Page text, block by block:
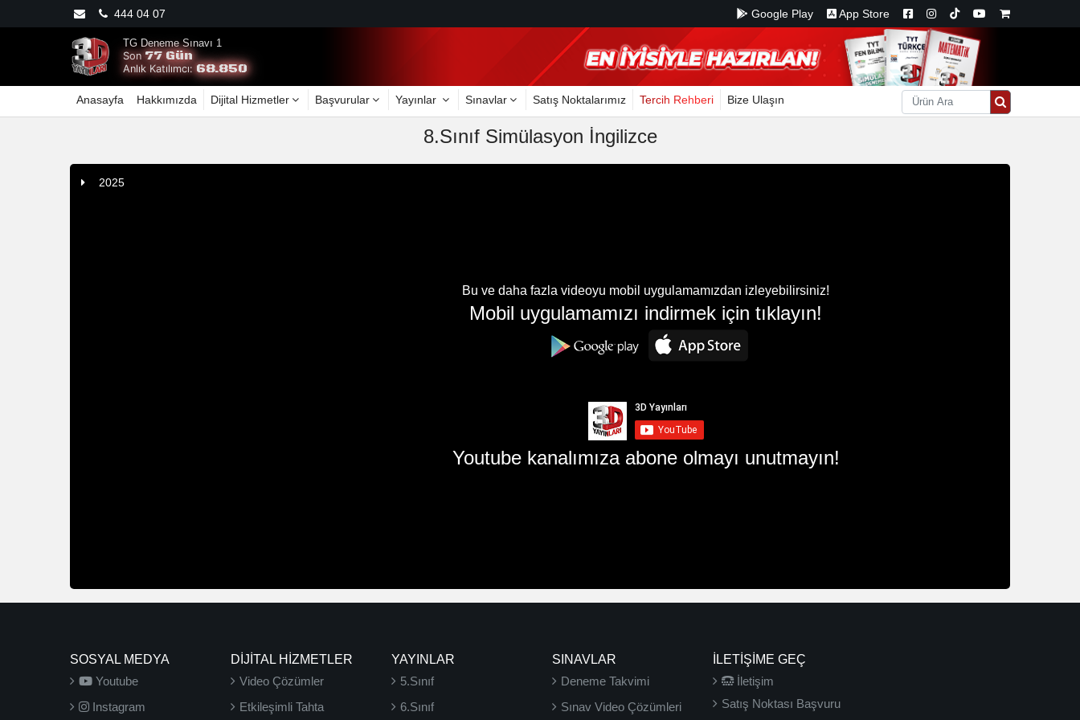
444 04 07 Google Play App Store
TG Deneme Sınavı 1
Son 77 Gün
Anlık Katılımcı:68.850
Anasayfa Hakkımızda Dijital Hizmetler Başvurular Yayınlar Sınavlar Satış Noktalarımız Tercih Rehberi Bize Ulaşın
8.Sınıf Simülasyon İngilizce
2025
Bu ve daha fazla videoyu mobil uygulamamızdan izleyebilirsiniz!
Mobil uygulamamızı indirmek için tıklayın!
Youtube kanalımıza abone olmayı unutmayın!
SOSYAL MEDYA
Youtube
Instagram
DİJİTAL HİZMETLER
Video Çözümler
Etkileşimli Tahta
YAYINLAR
5.Sınıf
6.Sınıf
SINAVLAR
Deneme Takvimi
Sınav Video Çözümleri
İLETIŞIME GEÇ
İletişim
Satış Noktası Başvuru